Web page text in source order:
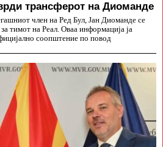
трансферот на Диоманде
член на Ред Бул, Јан Диоманде се
тимот на Реал. Оваа информација ја
соопштение по повод